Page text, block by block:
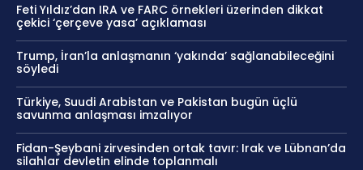
Feti Yıldız’dan IRA ve FARC örnekleri üzerinden dikkat
çekici ‘çerçeve yasa’ açıklaması
Trump, İran’la anlaşmanın ‘yakında’ sağlanabileceğini
söyledi
Türkiye, Suudi Arabistan ve Pakistan bugün üçlü
savunma anlaşması imzalıyor
Fidan-Şeybani zirvesinden ortak tavır: Irak ve Lübnan’da
silahlar devletin elinde toplanmalı